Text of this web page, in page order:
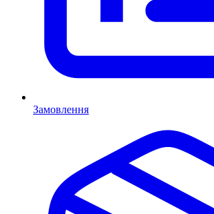
Замовлення